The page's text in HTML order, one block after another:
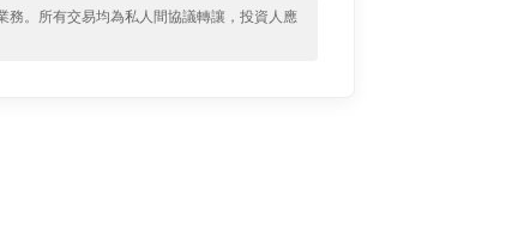
務。所有交易均為私人間協議轉讓，投資人應